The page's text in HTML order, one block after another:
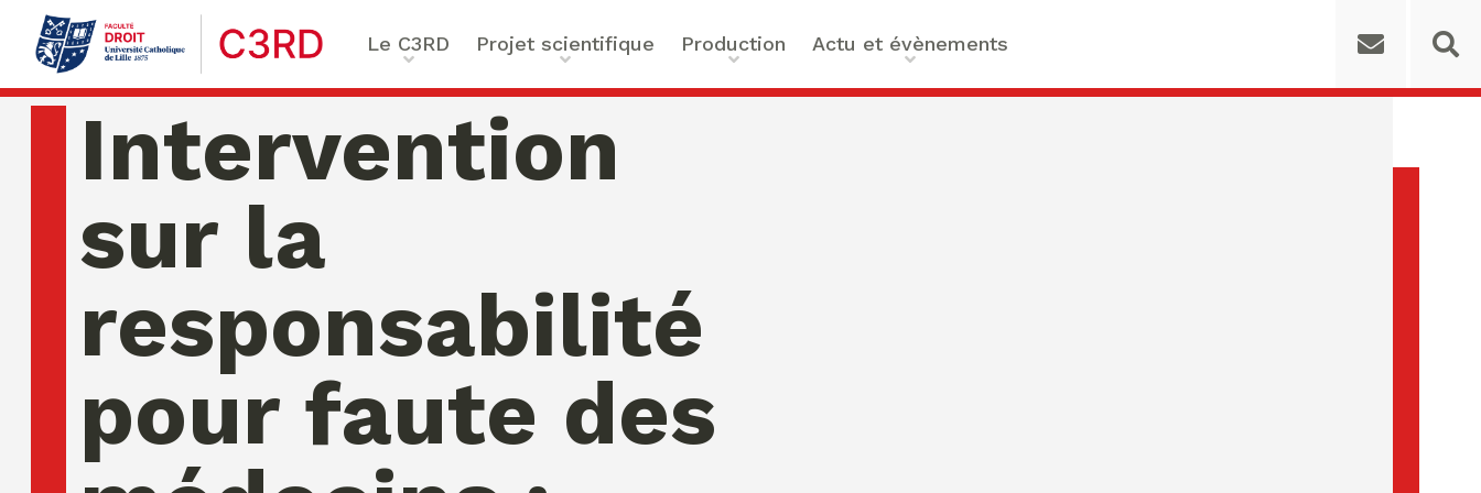
Le C3RD
Qui sommes-nous ?
Nos chercheurs
Chaire Enfance & familles
Chaire Droit & éthique de la santé
numérique
Compliance & ESG, Sustainability
Reporting
Européenne – ECCE
Projet scientifique
Le projet scientifique
Vulnérabilités
Ethique des Organisations
Transformation de Normativités
Production
Ouvrages
Articles et contributions
Actu et évènements
Actualités
Intervention
sur la
responsabilité
pour faute des